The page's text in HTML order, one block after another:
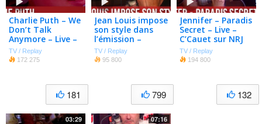
Charlie Puth – We
Don’t Talk
Anymore – Live –
C’Cauet sur NRJ
TV / Replay
172 275
181
Jean Louis impose
son style dans
l’émission –
C’Cauet sur NRJ
TV / Replay
95 800
799
Jennifer – Paradis
Secret – Live –
C’Cauet sur NRJ
TV / Replay
194 800
132
03:29 07:16